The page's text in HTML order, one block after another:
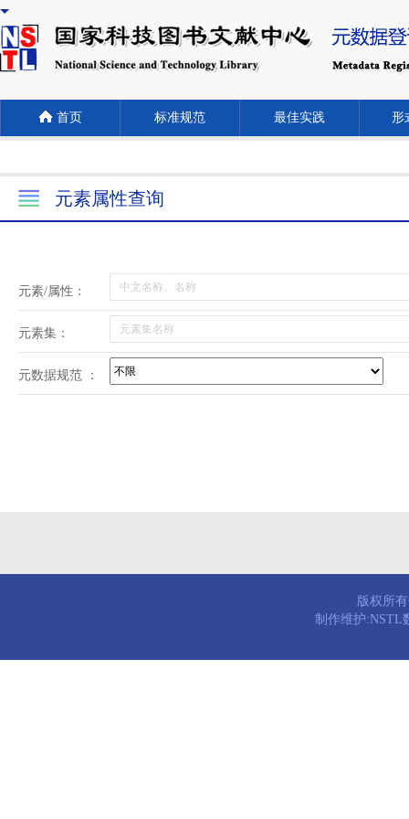
首页 标准规范 最佳实践 形
元素属性查询
元素/属性：
元素集：
元数据规范 ：
版权所
制作维护:NSTL